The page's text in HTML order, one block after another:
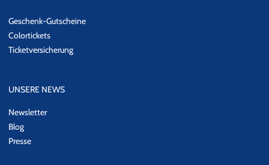
Geschenk-Gutscheine
Colortickets
Ticketversicherung
UNSERE NEWS
Newsletter
Blog
Presse